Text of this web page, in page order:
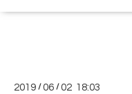
2019 /06 /02 18:03